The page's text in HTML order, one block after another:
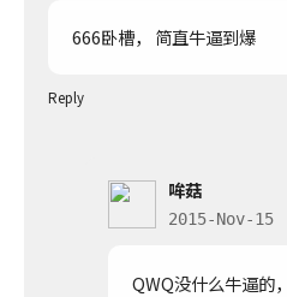
666卧槽， 简直牛逼到爆
Reply
哞菇
2015-Nov-15
QWQ没什么牛逼的